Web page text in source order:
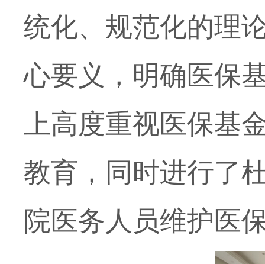
统化、规范化的理
心要义，明确医保
上高度重视医保基
教育，同时进行了
院医务人员维护医